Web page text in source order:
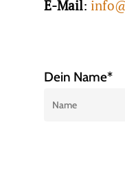
E-Mail:
Dein Name*